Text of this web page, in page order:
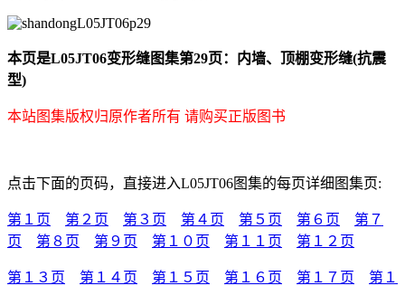
本页是L05JT06变形缝图集第29页：内墙、顶棚变形缝(抗震
型)
本站图集版权归原作者所有 请购买正版图书
点击下面的页码，直接进入L05JT06图集的每页详细图集页:
第１页 第２页 第３页 第４页 第５页 第６页
第７
页
第８页 第９页 第１０页 第１１页 第１２页
第１３页 第１４页 第１５页 第１６页 第１７页
第１